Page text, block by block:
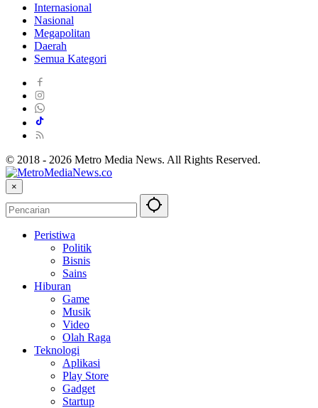
Internasional
Nasional
Megapolitan
Daerah
Semua Kategori
© 2018 - 2026 Metro Media News. All Rights Reserved.
×
Peristiwa
Politik
Bisnis
Sains
Hiburan
Game
Musik
Video
Olah Raga
Teknologi
Aplikasi
Play Store
Gadget
Startup